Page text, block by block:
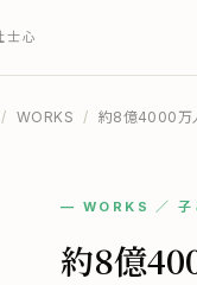
士心
/ WORKS / 約8億4000万
— WORKS ／ 子
約8億